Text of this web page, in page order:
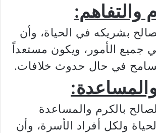
والتفاهم:
بشريكه في الحياة، وأن
جميع الأمور، ويكون مستعداً
في حال حدوث خلافات.
بالكرم والمساعدة
ولكل أفراد الأسرة، وأن